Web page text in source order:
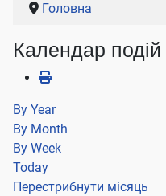
Головна
Календар подій
By Year
By Month
By Week
Today
Перестрибнути місяць